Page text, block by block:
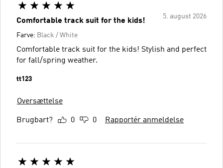
5. august 2026
Comfortable track suit for the kids!
Farve: Black / White
Comfortable track suit for the kids! Stylish and perfect
for fall/spring weather.
tt123
Oversættelse
Brugbart? 0 0 Rapportér anmeldelse